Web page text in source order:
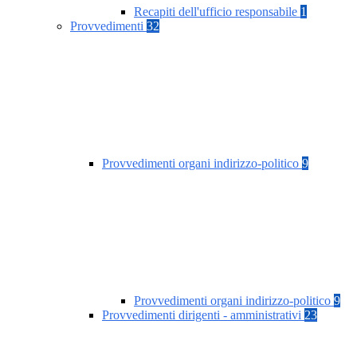
Recapiti dell'ufficio responsabile 1
Provvedimenti 32
Provvedimenti organi indirizzo-politico 9
Provvedimenti organi indirizzo-politico 9
Provvedimenti dirigenti - amministrativi 23